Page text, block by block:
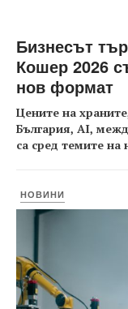
Бизнесът
Кошер 2026
нов формат
Цените на
България, AI,
са сред темите на
НОВИНИ